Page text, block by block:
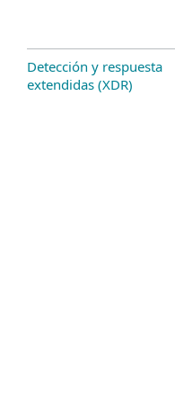
Detección y respuesta
extendidas (XDR)